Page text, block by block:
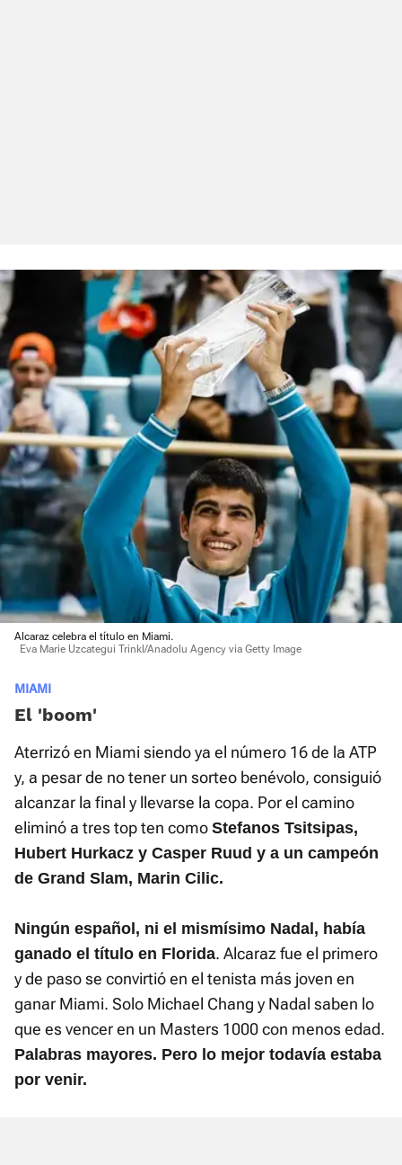
Alcaraz celebra el título en Miami.
Eva Marie Uzcategui Trinkl/Anadolu Agency via Getty Image
MIAMI
El 'boom'
Aterrizó en Miami siendo ya el número 16 de la ATP
y, a pesar de no tener un sorteo benévolo, consiguió
alcanzar la final y llevarse la copa. Por el camino
eliminó a tres top ten como Stefanos Tsitsipas,
Hubert Hurkacz y Casper Ruud y a un campeón
de Grand Slam, Marin Cilic.
Ningún español, ni el mismísimo Nadal, había
ganado el título en Florida. Alcaraz fue el primero
y de paso se convirtió en el tenista más joven en
ganar Miami. Solo Michael Chang y Nadal saben lo
que es vencer en un Masters 1000 con menos edad.
Palabras mayores. Pero lo mejor todavía estaba
por venir.